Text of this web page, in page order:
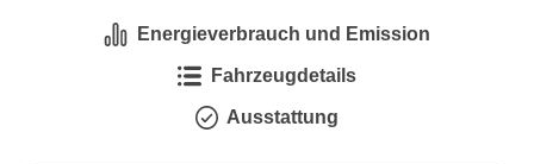
Energieverbrauch und Emission
Fahrzeugdetails
Ausstattung